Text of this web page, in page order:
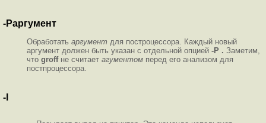
-Pаргумент
Обработать аргумент для построцессора. Каждый новый
аргумент должен быть указан с отдельной опцией -P . Заметим,
что groffне считает агументом перед его анализом для
постпроцессора.
-l